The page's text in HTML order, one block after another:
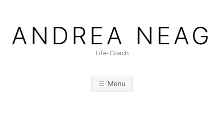
contentANDREA NEAG
Life-Coach
Menu